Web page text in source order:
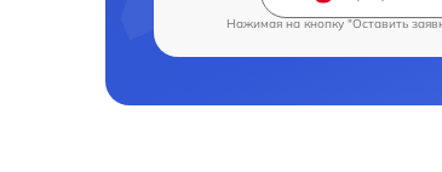
Нажимая на кнопку "Оставить